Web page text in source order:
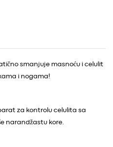
smanjuje masnoću i celulit
i nogama!
za kontrolu celulita sa
narandžastu kore.